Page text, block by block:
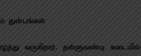
துன்பங்கள்
வருகிறார். தள்ளுவண்டி கடையில்